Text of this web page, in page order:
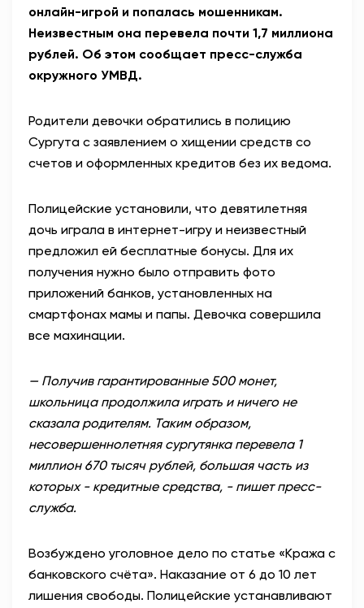
онлайн-игрой и попалась мошенникам.
Неизвестным она перевела почти 1,7 миллиона
рублей. Об этом сообщает пресс-служба
окружного УМВД.
Родители девочки обратились в полицию
Сургута с заявлением о хищении средств со
счетов и оформленных кредитов без их ведома.
Полицейские установили, что девятилетняя
дочь играла в интернет-игру и неизвестный
предложил ей бесплатные бонусы. Для их
получения нужно было отправить фото
приложений банков, установленных на
смартфонах мамы и папы. Девочка совершила
все махинации.
— Получив гарантированные 500 монет,
школьница продолжила играть и ничего не
сказала родителям. Таким образом,
несовершеннолетняя сургутянка перевела 1
миллион 670 тысяч рублей, большая часть из
которых - кредитные средства, - пишет пресс-
служба.
Возбуждено уголовное дело по статье «Кража с
банковского счёта». Наказание от 6 до 10 лет
лишения свободы. Полицейские устанавливают